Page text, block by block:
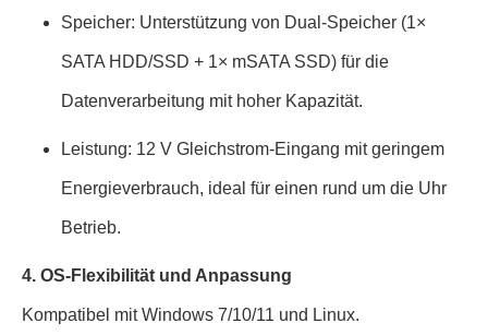
Speicher: Unterstützung von Dual-Speicher (1×
SATA HDD/SSD + 1× mSATA SSD) für die
Datenverarbeitung mit hoher Kapazität.
Leistung: 12 V Gleichstrom-Eingang mit geringem
Energieverbrauch, ideal für einen rund um die Uhr
Betrieb.
4. OS-Flexibilität und Anpassung
Kompatibel mit Windows 7/10/11 und Linux.